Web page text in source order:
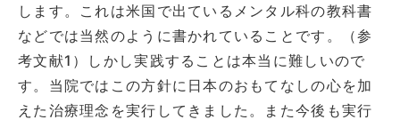
します。これは米国で出ているメンタル科の教科書
などでは当然のように書かれていることです。（参
考文献1）しかし実践することは本当に難しいので
す。当院ではこの方針に日本のおもてなしの心を加
えた治療理念を実行してきました。また今後も実行